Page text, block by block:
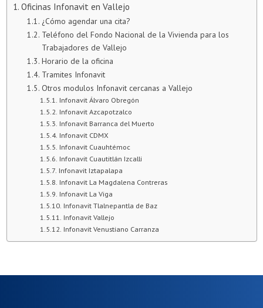
Oficinas Infonavit en Vallejo
¿Cómo agendar una cita?
Teléfono del Fondo Nacional de la Vivienda para los
Trabajadores de Vallejo
Horario de la oficina
Tramites Infonavit
Otros modulos Infonavit cercanas a Vallejo
Infonavit Álvaro Obregón
Infonavit Azcapotzalco
Infonavit Barranca del Muerto
Infonavit CDMX
Infonavit Cuauhtémoc
Infonavit Cuautitlán Izcalli
Infonavit Iztapalapa
Infonavit La Magdalena Contreras
Infonavit La Viga
Infonavit Tlalnepantla de Baz
Infonavit Vallejo
Infonavit Venustiano Carranza